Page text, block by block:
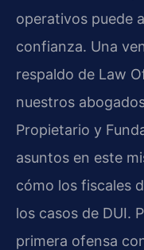
operativos puede
confianza. Una
respaldo de Law
nuestros
Propietario y
asuntos en este
cómo los fiscales
los casos de DUI.
primera ofensa